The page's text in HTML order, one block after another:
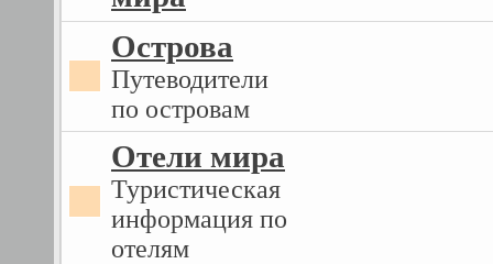
Острова
Путеводители
по островам
Отели мира
Туристическая
информация по
отелям